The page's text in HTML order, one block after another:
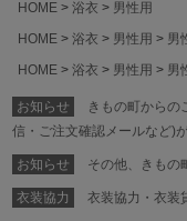
HOME
浴衣
男性用
HOME
浴衣 男性用
男
HOME
浴衣 男性用 男
お知らせ
きもの町からの
信・ご注文確認メールなど)
お知らせ その他、きもの
衣装協力 衣装協力・衣装